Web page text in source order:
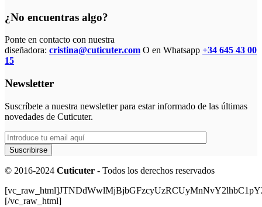
¿No encuentras algo?
Ponte en contacto con nuestra
diseñadora: cristina@cuticuter.com O en Whatsapp +34 645 43 00
15
Newsletter
Suscríbete a nuestra newsletter para estar informado de las últimas
novedades de Cuticuter.
© 2016-2024 Cuticuter - Todos los derechos reservados
[/vc_raw_html]